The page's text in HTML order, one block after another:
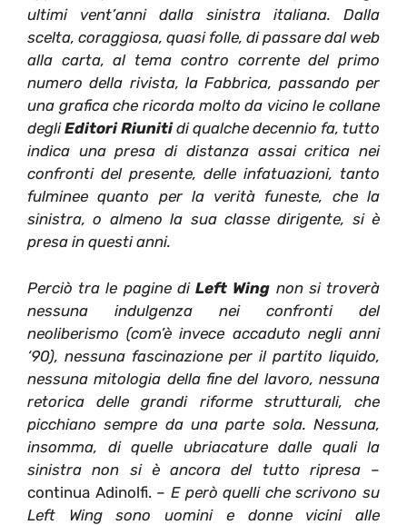
ultimi vent’anni dalla sinistra italiana. Dalla
scelta, coraggiosa, quasi folle, di passare dal web
alla carta, al tema contro corrente del primo
numero della rivista, la Fabbrica, passando per
una grafica che ricorda molto da vicino le collane
degliEditori Riunitidi qualche decennio fa, tutto
indica una presa di distanza assai critica nei
confronti del presente, delle infatuazioni, tanto
fulminee quanto per la verità funeste, che la
sinistra, o almeno la sua classe dirigente, si è
presa in questi anni.
Perciò tra le pagine diLeft Wing non si troverà
nessuna indulgenza nei confronti del
neoliberismo (com’è invece accaduto negli anni
‘90), nessuna fascinazione per il partito liquido,
nessuna mitologia della fine del lavoro, nessuna
retorica delle grandi riforme strutturali, che
picchiano sempre da una parte sola. Nessuna,
insomma, di quelle ubriacature dalle quali la
sinistra non si è ancora del tutto ripresa–
continua Adinolfi. – E però quelli che scrivono su
Left Wing sono uomini e donne vicini alle